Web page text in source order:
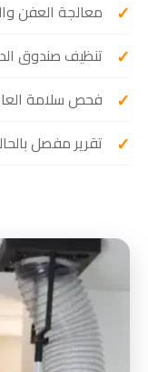
معالجة العفن
تنظيف صندوق
فحص سلامة
تقرير مفصل